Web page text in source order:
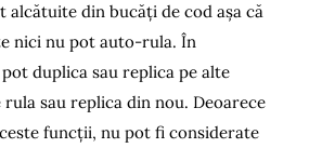
alcătuite din bucăți de cod așa că
nici nu pot auto-rula. În
duplica sau replica pe alte
sau replica din nou. Deoarece
funcții, nu pot fi considerate